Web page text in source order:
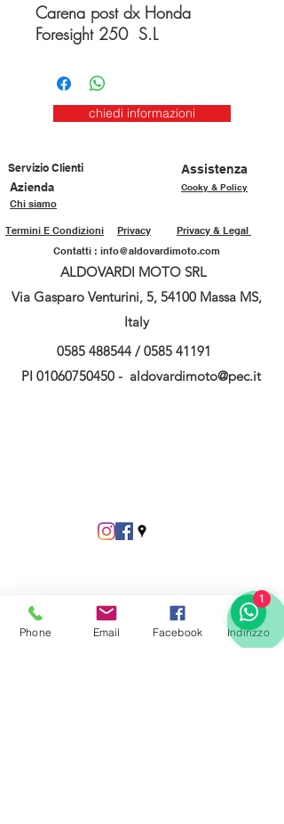
Carena post dx Honda
Foresight 250 S.L
chiedi informazioni
Servizio Clienti
Assistenza
Azienda
Cooky & Policy
Chi siamo
Privacy & Legal
Privacy
Termini E Condizioni
Contatti : info@aldovardimoto.com
ALDOVARDI MOTO SRL
Via Gasparo Venturini, 5, 54100 Massa MS,
Italy
0585 488544 / 0585 41191
PI 01060750450 - aldovardimoto@pec.it
Phone Email Facebook Indirizzo
1